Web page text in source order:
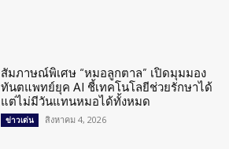
สัมภาษณ์พิเศษ “หมอลูกตาล” เปิดมุมมอง
ทันตแพทย์ยุค AI ชี้เทคโนโลยีช่วยรักษาได้
แต่ไม่มีวันแทนหมอได้ทั้งหมด
ข่าวเด่น สิงหาคม 4, 2026